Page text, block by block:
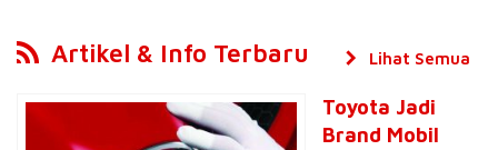
Artikel & Info Terbaru
Toyota Jadi
Brand Mobil
Lihat Semua